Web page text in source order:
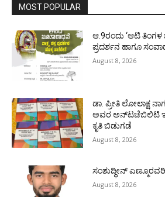
MOST POPULAR
ಆ.9ರಂದು ‘ಆಟಿ ತಿಂಗಳ
ಪ್ರದರ್ಶನ ಹಾಗೂ
August 8, 2026
ಡಾ. ಪ್ರೀತಿ ಲೋಲಾಕ್ಷ
ಅವರ ಅನ್‌ಟಚೆಬಿಲಿಟಿ
ಕೃತಿ ಬಿಡುಗಡೆ
August 8, 2026
ಸಂಶುದ್ಧೀನ್
August 8, 2026